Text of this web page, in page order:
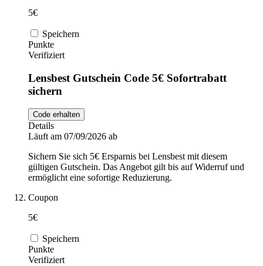
5€
Speichern
Punkte
Verifiziert
Lensbest Gutschein Code 5€ Sofortrabatt
sichern
Code erhalten
Details
Läuft am 07/09/2026 ab
Sichern Sie sich 5€ Ersparnis bei Lensbest mit diesem
gültigen Gutschein. Das Angebot gilt bis auf Widerruf und
ermöglicht eine sofortige Reduzierung.
Coupon
5€
Speichern
Punkte
Verifiziert